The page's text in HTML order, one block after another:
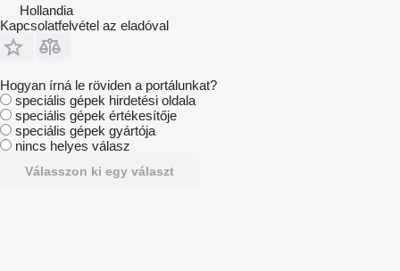
Hollandia
Kapcsolatfelvétel az eladóval
Hogyan írná le röviden a portálunkat?
speciális gépek hirdetési oldala
speciális gépek értékesítője
speciális gépek gyártója
nincs helyes válasz
Válasszon ki egy választ